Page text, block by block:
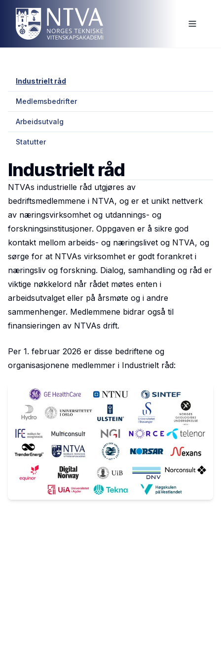
Industrielt råd
Medlemsbedrifter
Arbeidsutvalg
Statutter
Industrielt råd
NTVAs industrielle råd utgjøres av
bedriftsmedlemmene i NTVA, og er et unikt nettverk
av næringsvirksomhet og utdannings- og
forskningsinstitusjoner. Oppgaven er å sikre god
kontakt mellom arbeids- og næringslivet og NTVA, og
sørge for at NTVAs virksomhet er godt forankret i
næringsliv og forskning. Dialog, samhandling og råd er
viktige nøkkelord når rådet møtes enten i
arbeidsutvalget eller på årsmøte og i andre
sammenhenger. Medlemmene bidrar også til
finansieringen av NTVAs drift.
Per 1. februar 2026 er disse bedriftene og
organisasjonene medlemmer i Industrielt råd: